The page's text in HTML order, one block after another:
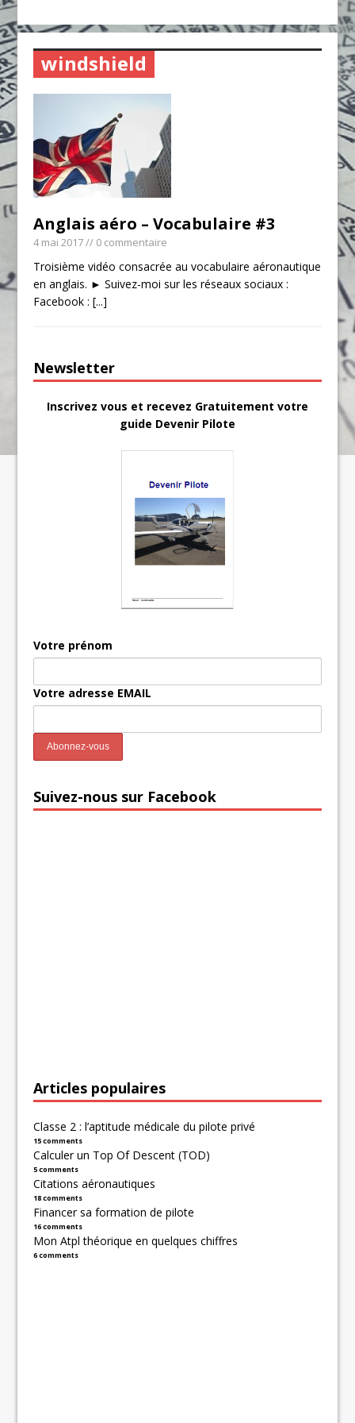
windshield
Anglais aéro – Vocabulaire #3
4 mai 2017// 0 commentaire
Troisième vidéo consacrée au vocabulaire aéronautique
en anglais. ► Suivez-moi sur les réseaux sociaux :
Facebook :[...]
Newsletter
Inscrivez vous et recevez Gratuitement votre
guide Devenir Pilote
Votre prénom
Votre adresse EMAIL
Suivez-nous sur Facebook
Articles populaires
Classe 2 : l’aptitude médicale du pilote privé
15 comments
Calculer un Top Of Descent (TOD)
5 comments
Citations aéronautiques
18 comments
Financer sa formation de pilote
16 comments
Mon Atpl théorique en quelques chiffres
6 comments